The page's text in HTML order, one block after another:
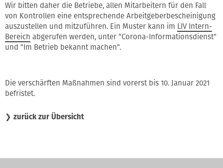
Wir bitten daher die Betriebe, allen Mitarbeitern für den Fall
von Kontrollen eine entsprechende Arbeitgeberbescheinigung
auszustellen und mitzuführen. Ein Muster kann im LIV Intern-
Bereich abgerufen werden, unter "Corona-Informationsdienst"
und "Im Betrieb bekannt machen".
Die verschärften Maßnahmen sind vorerst bis 10. Januar 2021
befristet.
❯ zurück zur Übersicht